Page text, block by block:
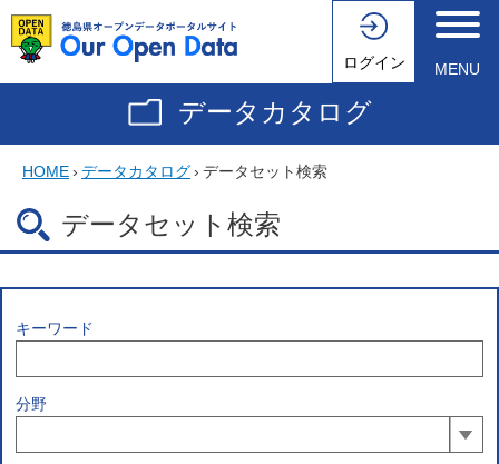
ログイン MENU
データカタログ
HOME› データカタログ› データセット検索
データセット検索
キーワード
分野